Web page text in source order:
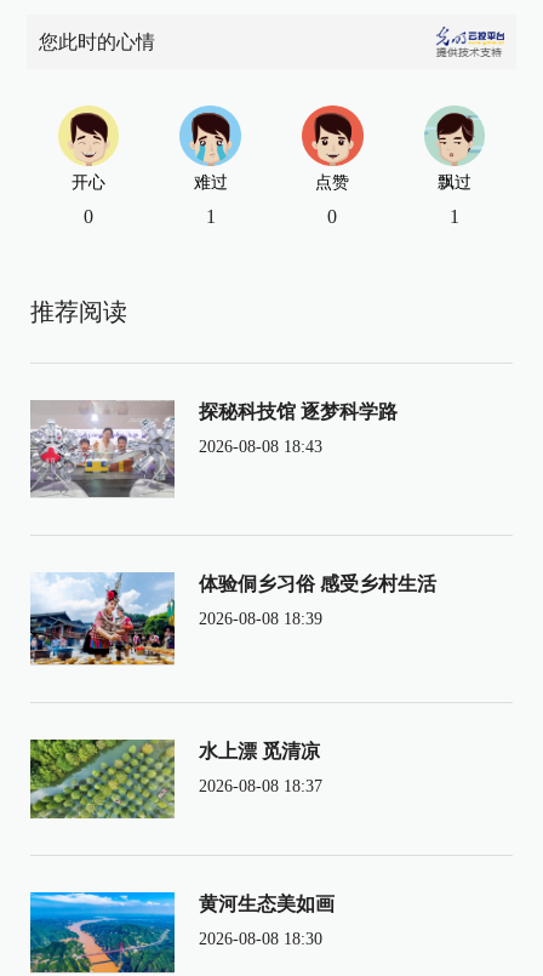
您此时的心情
开心
0
难过
1
点赞
0
飘过
1
推荐阅读
探秘科技馆 逐梦科学路
2026-08-08 18:43
体验侗乡习俗 感受乡村生活
2026-08-08 18:39
水上漂 觅清凉
2026-08-08 18:37
黄河生态美如画
2026-08-08 18:30